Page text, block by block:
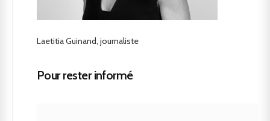
Laetitia Guinand, journaliste
Pour rester informé